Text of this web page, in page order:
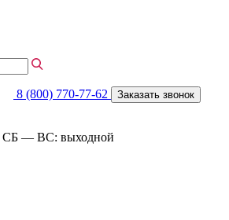
8 (800) 770-77-62 Заказать звонок
— ВС: выходной